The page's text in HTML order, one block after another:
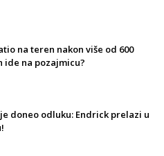
na teren nakon više od 600
ide na pozajmicu?
doneo odluku: Endrick prelazi u